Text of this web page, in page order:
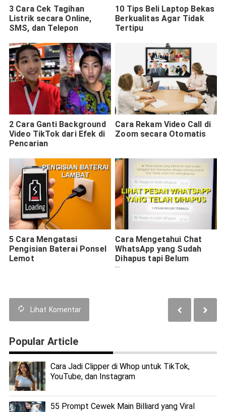
3 Cara Cek Tagihan
Listrik secara Online,
SMS, dan Telepon
10 Tips Beli Laptop Bekas
Berkualitas Agar Tidak
Tertipu
2 Cara Ganti Background
Video TikTok dari Efek di
Pencarian
Cara Rekam Video Call di
Zoom secara Otomatis
5 Cara Mengatasi
Pengisian Baterai Ponsel
Lemot
Cara Mengetahui Chat
WhatsApp yang Sudah
Dihapus tapi Belum
Dibaca
Lihat Komentar
Popular Article
Cara Jadi Clipper di Whop untuk TikTok,
YouTube, dan Instagram
55 Prompt Cewek Main Billiard yang Viral